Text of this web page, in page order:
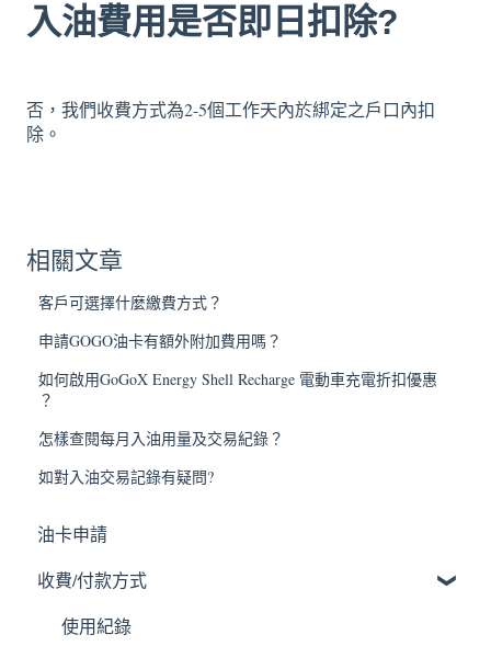
入油費用是否即日扣除?
否，我們收費方式為2-5個工作天內於綁定之戶口內扣
除。
相關文章
客戶可選擇什麼繳費方式？
申請GOGO油卡有額外附加費用嗎？
如何啟用GoGoX Energy Shell Recharge 電動車充電折扣優惠
？
怎樣查閱每月入油用量及交易紀錄？
如對入油交易記錄有疑問?
油卡申請
收費/付款方式
使用紀錄